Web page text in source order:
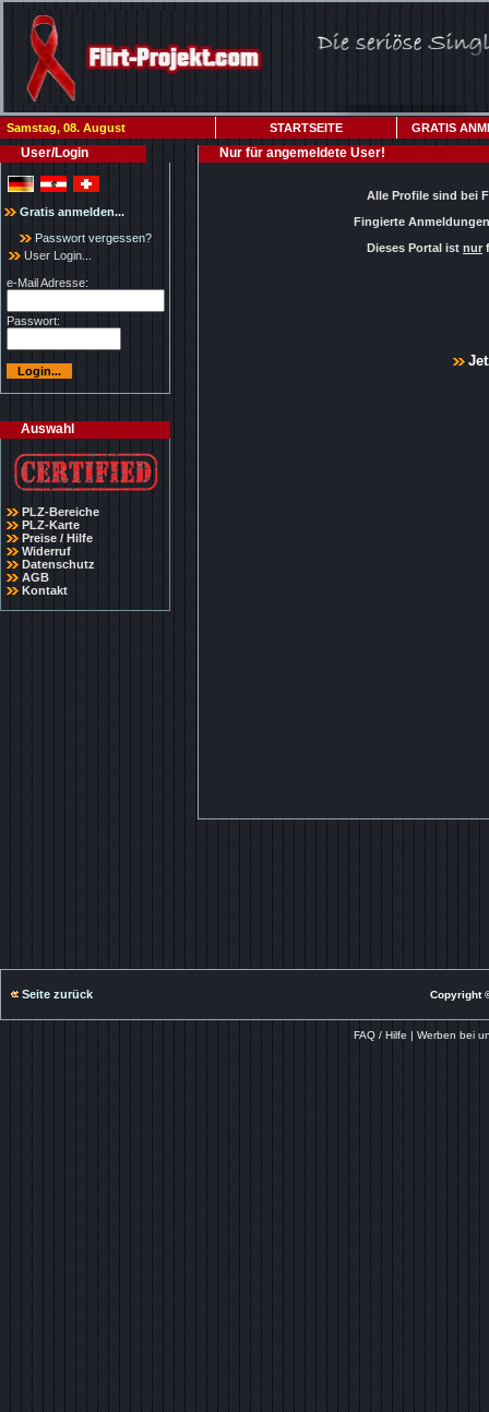
Samstag, 08. August STARTSEITE GRATIS
User/Login
Gratis anmelden...
Passwort vergessen?
User Login...
e-Mail Adresse:
Passwort:
Auswahl
PLZ-Bereiche
PLZ-Karte
Preise / Hilfe
Widerruf
Datenschutz
AGB
Kontakt
Nur für angemeldete User!
Alle Profile sind bei
Fingierte
Dieses Portal ist nur
Seite zurück Copyright
FAQ / Hilfe |Werben bei